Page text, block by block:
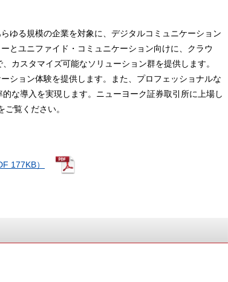
ゆる規模の企業を対象に、デジタルコミュニケーション
とユニファイド・コミュニケーション向けに、クラウ
カスタマイズ可能なソリューション群を提供します。
ション体験を提供します。また、プロフェッショナルな
な導入を実現します。ニューヨーク証券取引所に上場し
覧ください。
177KB）